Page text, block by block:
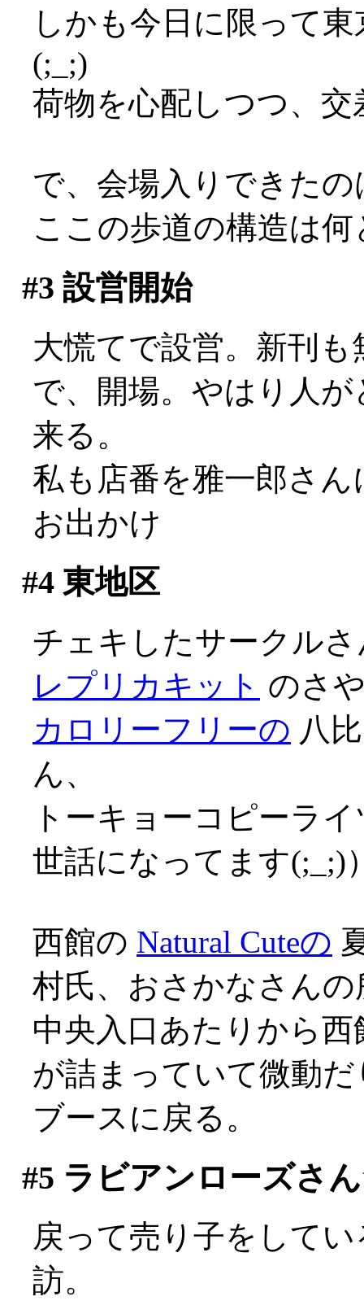
しかも今日に限って
(;_;)
荷物を心配しつつ、
で、会場入りできた
ここの歩道の構造は
#3 設営開始
大慌てで設営。新刊
で、開場。やはり人
来る。
私も店番を雅一郎さ
お出かけ
#4東地区
チェキしたサークル
レプリカキット のさ
カロリーフリーの 八
ん、
トーキョーコピーラ
世話になってます(;_;)
西館の Natural Cuteの
村氏、おさかなさん
中央入口あたりから
が詰まっていて微動
ブースに戻る。
#5 ラビアンローズさ
戻って売り子をして
訪。